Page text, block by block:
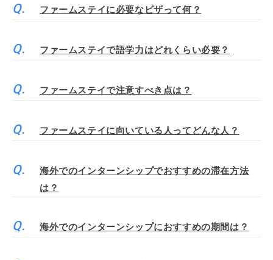
ファームステイに必要なビザって何？
ファームステイで語学力はどれくらい必要？
ファームステイで注意すべき点は？
ファームステイに向いている人ってどんな人？
海外でのインターンシップでおすすめの滞在方法
は？
海外でのインターンシップにおすすめの期間は？